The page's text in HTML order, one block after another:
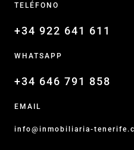
TELÉFONO
+34 922 641 611
WHATSAPP
+34 646 791 858
EMAIL
info@inmobiliaria-